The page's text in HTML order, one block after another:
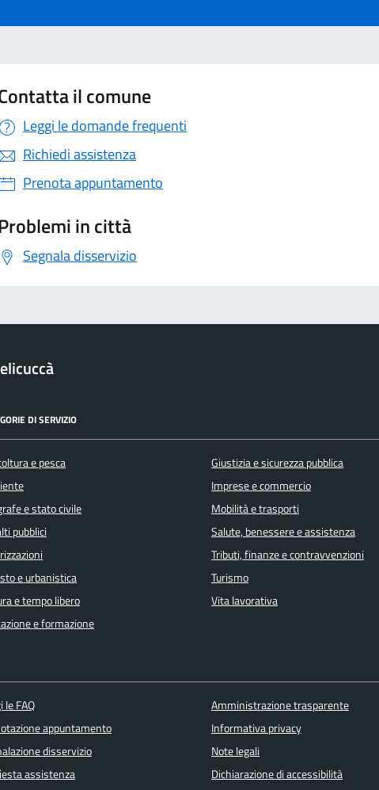
il comune
Leggi le domande frequenti
Richiedi assistenza
Prenota appuntamento
in città
Segnala disservizio
DI SERVIZIO
e pesca
e stato civile
pubblici
e urbanistica
e tempo libero
e formazione
Giustizia e sicurezza pubblica
Imprese e commercio
Mobilità e trasporti
Salute, benessere e assistenza
Tributi, finanze e contravvenzioni
Turismo
Vita lavorativa
le FAQ
appuntamento
disservizio
assistenza
Amministrazione trasparente
Informativa privacy
Note legali
Dichiarazione di accessibilità